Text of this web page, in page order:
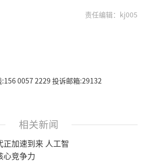
责任编辑：kj005
0057 2229 投诉邮箱:29132
相关新闻
加速到来 人工智
心竞争力